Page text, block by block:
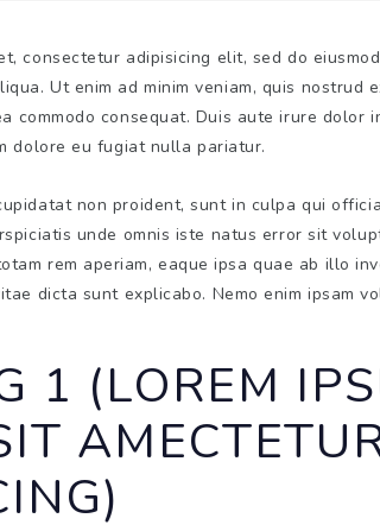
consectetur adipisicing elit, sed do
Ut enim ad minim veniam, quis nostrud
commodo consequat. Duis aute irure dolor
dolore eu fugiat nulla pariatur.
non proident, sunt in culpa qui
unde omnis iste natus error sit
rem aperiam, eaque ipsa quae ab illo
dicta sunt explicabo. Nemo enim ipsam
1 (LOREM